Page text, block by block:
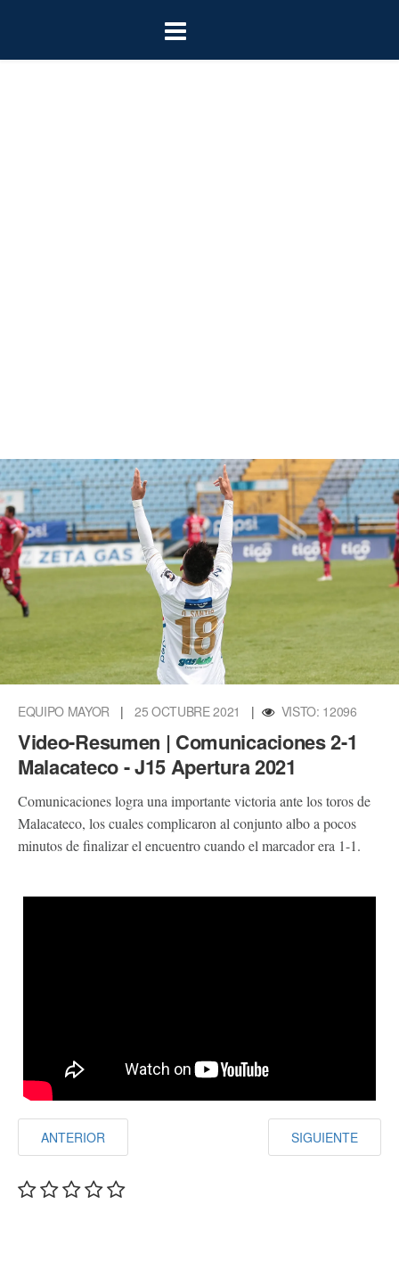
EQUIPO MAYOR | 25 OCTUBRE 2021 | VISTO: 12096
Video-Resumen | Comunicaciones 2-1
Malacateco - J15 Apertura 2021
Comunicaciones logra una importante victoria ante los toros de
Malacateco, los cuales complicaron al conjunto albo a pocos
minutos de finalizar el encuentro cuando el marcador era 1-1.
ANTERIOR SIGUIENTE